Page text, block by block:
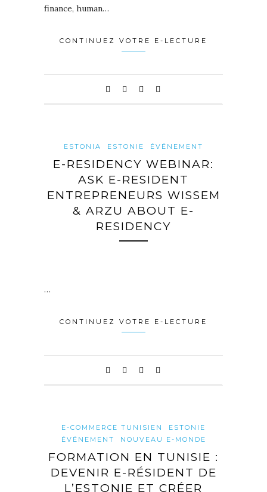
finance, human…
CONTINUEZ VOTRE E-LECTURE
ESTONIA ESTONIE ÉVÉNEMENT
E-RESIDENCY WEBINAR:
ASK E-RESIDENT
ENTREPRENEURS WISSEM
& ARZU ABOUT E-
RESIDENCY
…
CONTINUEZ VOTRE E-LECTURE
E-COMMERCE TUNISIEN
ESTONIE
ÉVÉNEMENT
NOUVEAU E-MONDE
FORMATION EN TUNISIE :
DEVENIR E-RÉSIDENT DE
L’ESTONIE ET CRÉER